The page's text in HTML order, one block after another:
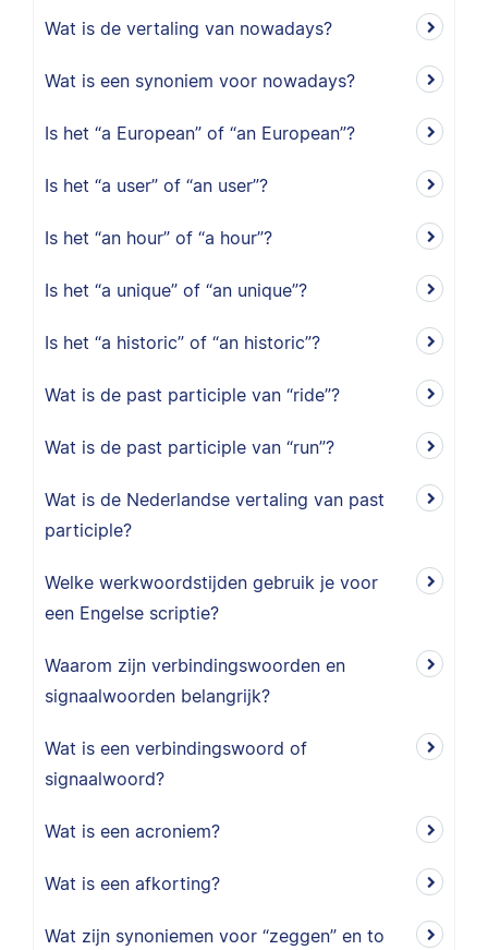
Wat is de vertaling van nowadays?
Wat is een synoniem voor nowadays?
Is het “a European” of “an European”?
Is het “a user” of “an user”?
Is het “an hour” of “a hour”?
Is het “a unique” of “an unique”?
Is het “a historic” of “an historic”?
Wat is de past participle van “ride”?
Wat is de past participle van “run”?
Wat is de Nederlandse vertaling van past
participle?
Welke werkwoordstijden gebruik je voor
een Engelse scriptie?
Waarom zijn verbindingswoorden en
signaalwoorden belangrijk?
Wat is een verbindingswoord of
signaalwoord?
Wat is een acroniem?
Wat is een afkorting?
Wat zijn synoniemen voor “zeggen” en to